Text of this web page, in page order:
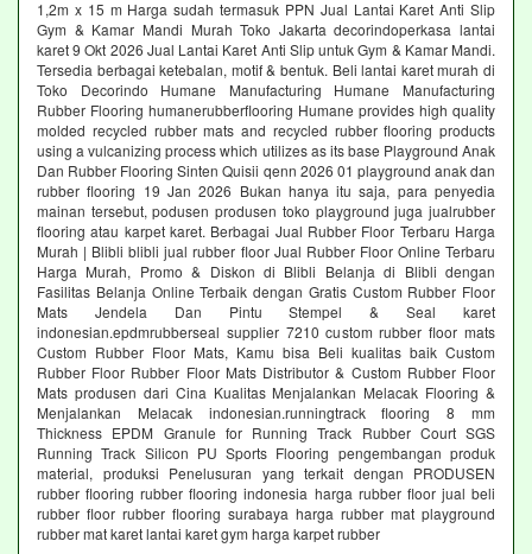
1,2m x 15 m Harga sudah termasuk PPN Jual Lantai Karet Anti Slip
Gym & Kamar Mandi Murah Toko Jakarta decorindoperkasa lantai
karet 9 Okt 2026 Jual Lantai Karet Anti Slip untuk Gym & Kamar Mandi.
Tersedia berbagai ketebalan, motif & bentuk. Beli lantai karet murah di
Toko Decorindo Humane Manufacturing Humane Manufacturing
Rubber Flooring humanerubberflooring Humane provides high quality
molded recycled rubber mats and recycled rubber flooring products
using a vulcanizing process which utilizes as its base Playground Anak
Dan Rubber Flooring Sinten Quisii qenn 2026 01 playground anak dan
rubber flooring 19 Jan 2026 Bukan hanya itu saja, para penyedia
mainan tersebut, podusen produsen toko playground juga jualrubber
flooring atau karpet karet. Berbagai Jual Rubber Floor Terbaru Harga
Murah | Blibli blibli jual rubber floor Jual Rubber Floor Online Terbaru
Harga Murah, Promo & Diskon di Blibli Belanja di Blibli dengan
Fasilitas Belanja Online Terbaik dengan Gratis Custom Rubber Floor
Mats Jendela Dan Pintu Stempel & Seal karet
indonesian.epdmrubberseal supplier 7210 custom rubber floor mats
Custom Rubber Floor Mats, Kamu bisa Beli kualitas baik Custom
Rubber Floor Rubber Floor Mats Distributor & Custom Rubber Floor
Mats produsen dari Cina Kualitas Menjalankan Melacak Flooring &
Menjalankan Melacak indonesian.runningtrack flooring 8 mm
Thickness EPDM Granule for Running Track Rubber Court SGS
Running Track Silicon PU Sports Flooring pengembangan produk
material, produksi Penelusuran yang terkait dengan PRODUSEN
rubber flooring rubber flooring indonesia harga rubber floor jual beli
rubber floor rubber flooring surabaya harga rubber mat playground
rubber mat karet lantai karet gym harga karpet rubber